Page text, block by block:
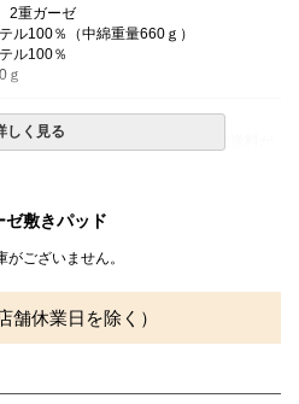
2重ガーゼ
ル100％（中綿重量660ｇ）
ル100％
ｇ
離島等一部地域へのお届けは別途送料が
の色を再現するよう心がけております
り誤差がでる場合がございますのでご了
しく見る
敷きパッド
ございません。
舗休業日を除く）